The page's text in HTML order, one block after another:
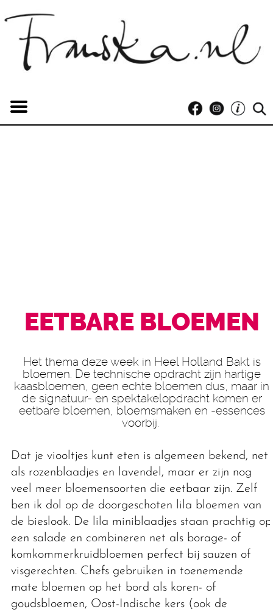
EETBARE BLOEMEN
Het thema deze week in Heel Holland Bakt is
bloemen. De technische opdracht zijn hartige
kaasbloemen, geen echte bloemen dus, maar in
de signatuur- en spektakelopdracht komen er
eetbare bloemen, bloemsmaken en -essences
voorbij.
Dat je viooltjes kunt eten is algemeen bekend, net
als rozenblaadjes en lavendel, maar er zijn nog
veel meer bloemensoorten die eetbaar zijn. Zelf
ben ik dol op de doorgeschoten lila bloemen van
de bieslook. De lila miniblaadjes staan prachtig op
een salade en combineren net als borage- of
komkommerkruidbloemen perfect bij sauzen of
visgerechten. Chefs gebruiken in toenemende
mate bloemen op het bord als koren- of
goudsbloemen, Oost-Indische kers (ook de